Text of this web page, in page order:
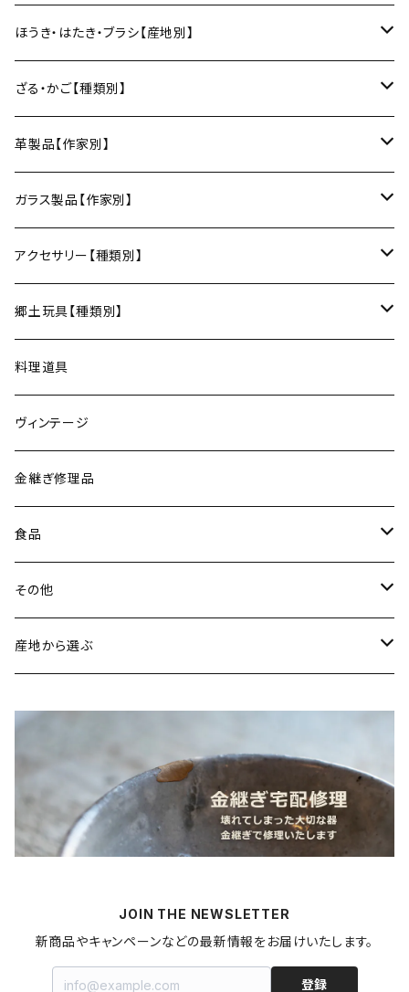
箸
箸置き
菓子切
土鍋
鍋敷き・コースター
鍋敷き
ポットマット
俊彦窯（丹波焼／兵庫）
Fuji窯（備前焼／岡山）
仁堂窯 大森宏明（備前焼／岡山）
梅山窯（砥部焼／愛媛）
宗像窯（会津本郷焼／福島）
松永窯（大堀相馬焼／福島）
黒照 クロテラス（大堀相馬焼／福島）
唐木田窯（松代焼／長野）
古谷製陶所（信楽焼／滋賀）
山内卓夫（信楽焼／滋賀）
常陸窯いそべ陶苑（笠間焼／茨城）
2巾風呂敷（約70cm角）
向井詩織（ブロックプリント／インド）
多羅富來和紙（愛媛）
八尾和紙（富山）
美濃和紙（岐阜）
房州うちわ（千葉）
水うちわ（岐阜）
ほうき・はたき・ブラシ【産地別】
松本箒（長野）
棕櫚箒（和歌山）
和箒（栃木）
和箒（群馬）
ざる・かご【種類別】
盆ざる
かご
革製品【作家別】
Therese（奈良）
ガラス製品【作家別】
Taiga Glass（群馬）
アクセサリー【種類別】
ネックレス
ブレスレット
リング
イヤリング・ピアス
ヘアアクセサリー
スカーフリング
ストラップ
郷土玩具【種類別】
会津張り子（福島）
料理道具
ヴィンテージ
金継ぎ修理品
食品
魚介類
鯛
野菜
梅干し
麺類
パスタ
その他
書籍・雑誌
蜜蝋ワックス
アロマストーン
拭き漆キット
産地から選ぶ
青森県
JOIN THE NEWSLETTER
新商品やキャンペーンなどの最新情報をお届けいたします。
登録